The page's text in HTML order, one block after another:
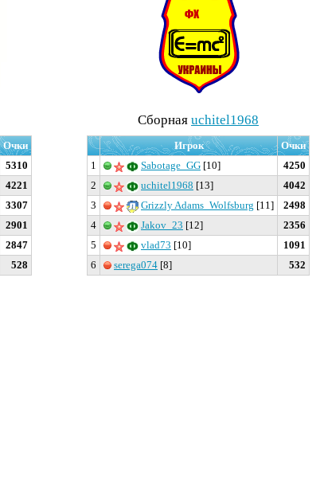
Очки
5310
4221
3307
2901
2847
528
Cборная uchitel1968
Игрок
Очки
1
Sabotage_GG [10]
4250
2
uchitel1968 [13]
4042
3
Grizzly Adams_Wolfsburg [11]
2498
4
Jakov_23 [12]
2356
5
vlad73 [10]
1091
6
serega074 [8] 532